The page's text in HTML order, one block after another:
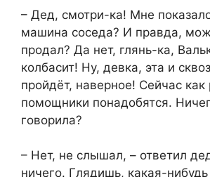
– Дед, смотри-ка! Мне
машина соседа? И правда,
продал? Да нет, глянь-ка,
колбасит! Ну, девка, эта и
пройдёт, наверное! Сейчас как
помощники понадобятся.
говорила?
– Нет, не слышал, – ответил
ничего. Глядишь, какая-нибудь